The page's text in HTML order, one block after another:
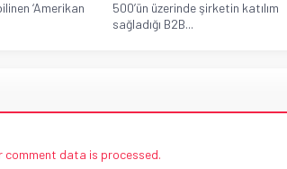
‘Amerikan
500’ün üzerinde şirketin katılım
sağladığı B2B...
comment data is processed.